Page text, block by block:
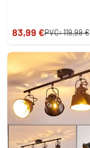
83,99 €PVC:119,99 €